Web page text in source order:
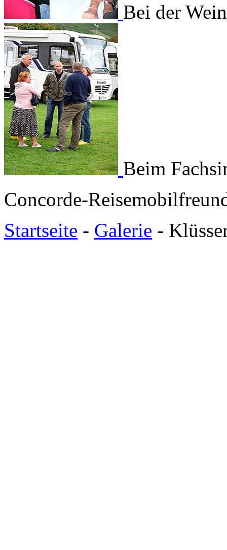
Bei der
Beim
Concorde-
Startseite - Galerie -